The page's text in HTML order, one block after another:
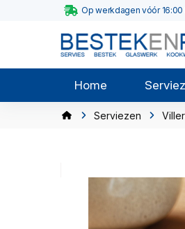
Op werkdagen vóór
Home
Serviezen